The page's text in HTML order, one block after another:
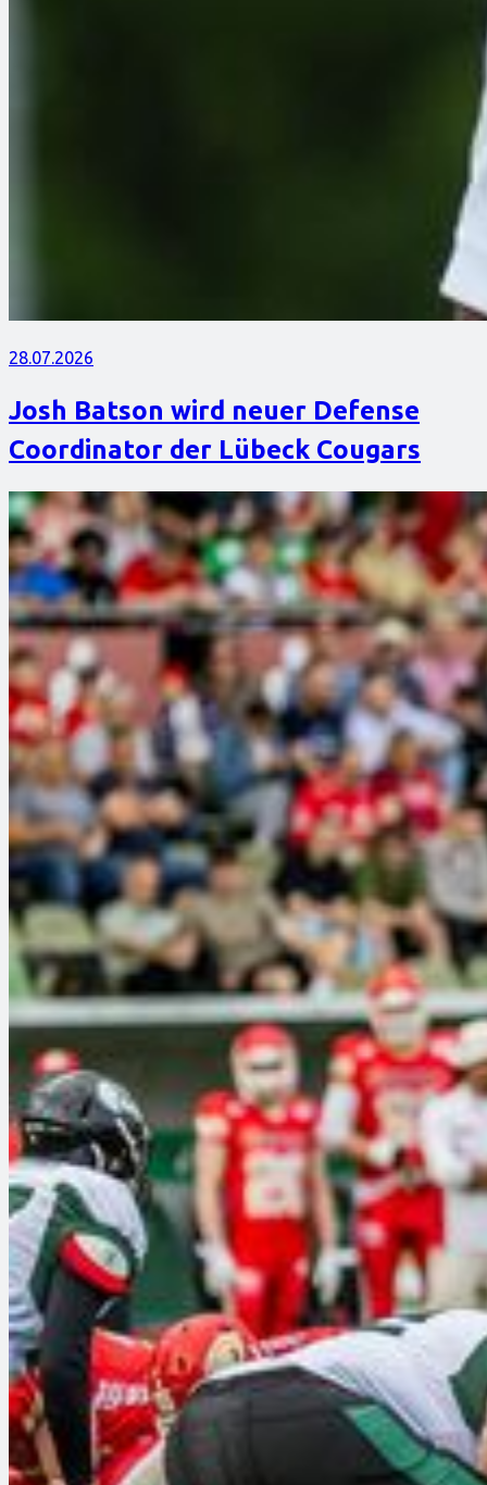
28.07.2026
Josh Batson wird neuer Defense
Coordinator der Lübeck Cougars